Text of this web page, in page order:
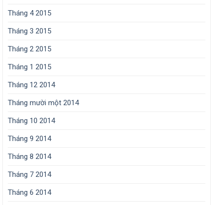
Tháng 4 2015
Tháng 3 2015
Tháng 2 2015
Tháng 1 2015
Tháng 12 2014
Tháng mười một 2014
Tháng 10 2014
Tháng 9 2014
Tháng 8 2014
Tháng 7 2014
Tháng 6 2014